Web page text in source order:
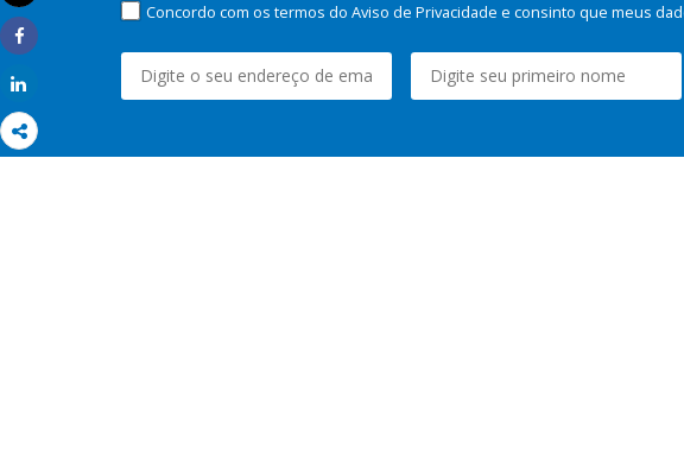
Imprimir
Share
Concordo com os termos do Aviso de Privacidade e consinto que meus